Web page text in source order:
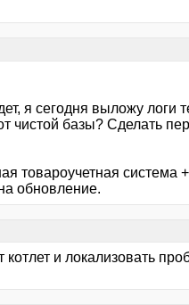
я сегодня выложу логи
чистой базы? Сделать
товароучетная система
обновление.
и локализовать